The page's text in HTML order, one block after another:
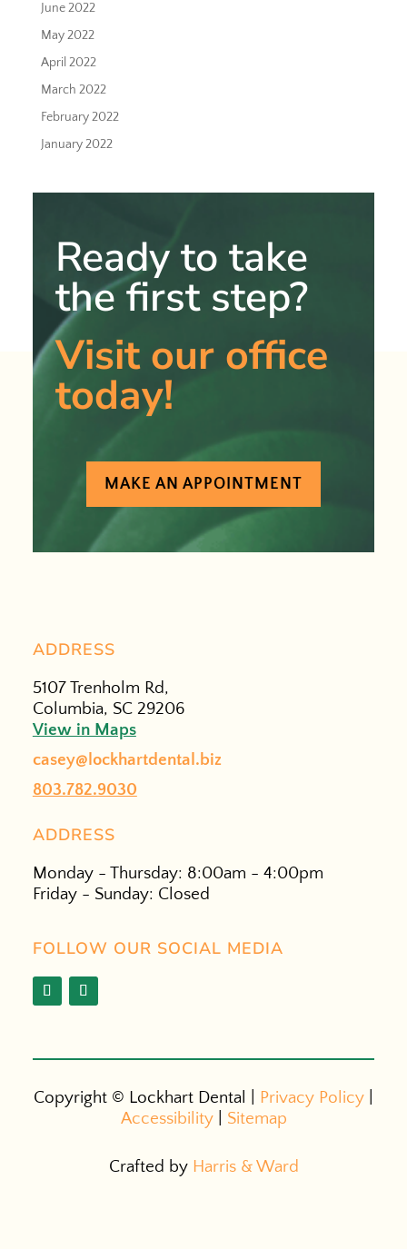
June 2022
May 2022
April 2022
March 2022
February 2022
January 2022
Ready to take
the first step?
Visit our office
today!
MAKE AN APPOINTMENT
ADDRESS
5107 Trenholm Rd,
Columbia, SC 29206
View in Maps
casey@lockhartdental.biz
803.782.9030
ADDRESS
Monday - Thursday: 8:00am - 4:00pm
Friday - Sunday: Closed
FOLLOW OUR SOCIAL MEDIA
Copyright © Lockhart Dental | Privacy Policy
Accessibility| Sitemap
Crafted by Harris & Ward